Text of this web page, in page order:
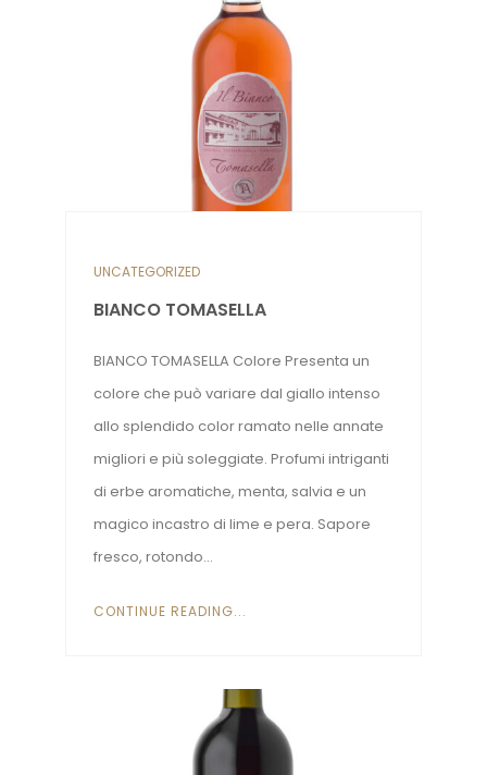
UNCATEGORIZED
BIANCO TOMASELLA
BIANCO TOMASELLA Colore Presenta un
colore che può variare dal giallo intenso
allo splendido color ramato nelle annate
migliori e più soleggiate. Profumi intriganti
di erbe aromatiche, menta, salvia e un
magico incastro di lime e pera. Sapore
fresco, rotondo...
CONTINUE READING...